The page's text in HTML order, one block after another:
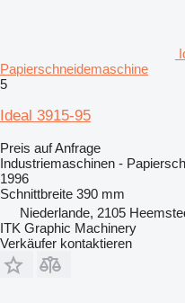
Papierschneidemaschine
5
Ideal 3915-95
Preis auf Anfrage
Industriemaschinen -
1996
Schnittbreite 390 mm
Niederlande, 2105
ITK Graphic Machinery
Verkäufer kontaktieren